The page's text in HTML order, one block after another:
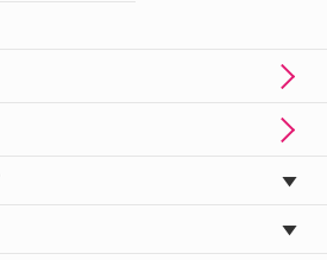
ーチ！
タインギフトも登場★☆オリジ